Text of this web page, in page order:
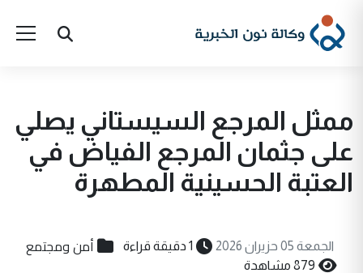
ممثل المرجع السيستاني يصلي
على جثمان المرجع الفياض في
العتبة الحسينية المطهرة
الجمعة 05 حزيران 2026 1 دقيقة قراءة أمن ومجتمع
879 مشاهدة